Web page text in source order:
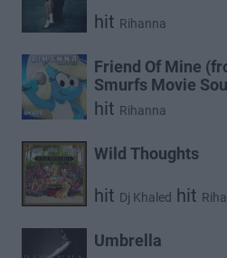
hit Rihanna
Friend Of Mine
Smurfs Movie
hit Rihanna
Wild Thoughts
hit Dj Khaled hit
Umbrella